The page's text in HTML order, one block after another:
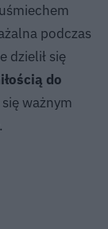
podczas
dzielił się
do
ważnym